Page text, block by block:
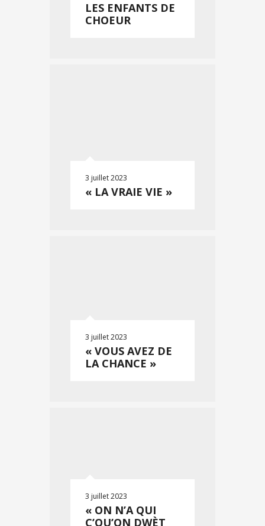
LES ENFANTS DE
CHOEUR
3 juillet 2023
« LA VRAIE VIE »
3 juillet 2023
« VOUS AVEZ DE
LA CHANCE »
3 juillet 2023
« ON N’A QUI
C’QU’ON DWÈT